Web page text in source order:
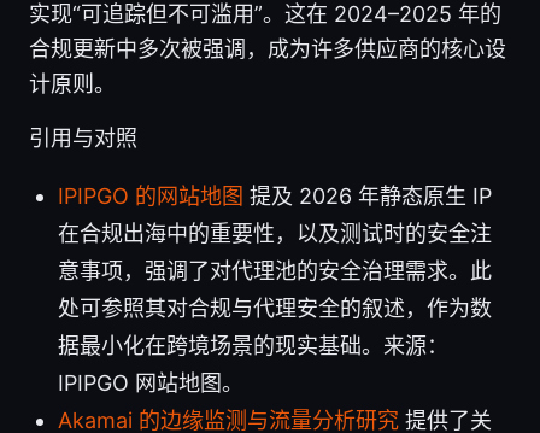
实现“可追踪但不可滥用”。这在 2024–2025 年的
合规更新中多次被强调，成为许多供应商的核心设
计原则。
引用与对照
IPIPGO 的网站地图 提及 2026 年静态原生 IP
在合规出海中的重要性，以及测试时的安全注
意事项，强调了对代理池的安全治理需求。此
处可参照其对合规与代理安全的叙述，作为数
据最小化在跨境场景的现实基础。来源：
IPIPGO 网站地图。
Akamai 的边缘监测与流量分析研究 提供了关